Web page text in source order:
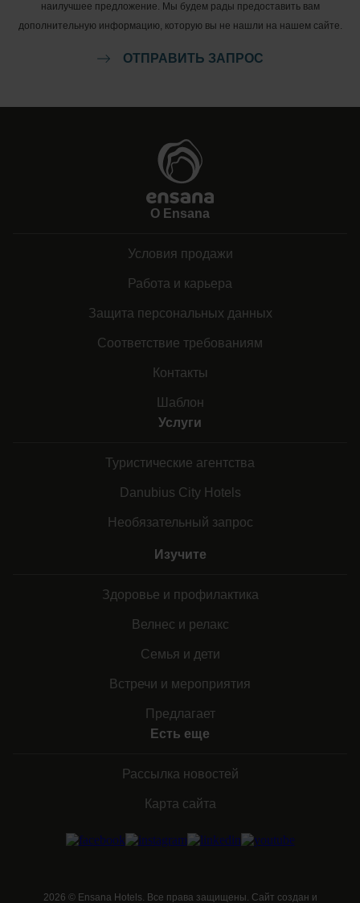
наилучшее предложение. Мы будем рады предоставить вам
дополнительную информацию, которую вы не нашли на нашем сайте.
ОТПРАВИТЬ ЗАПРОС
О Ensana
Условия продажи
Работа и карьера
Защита персональных данных
Соответствие требованиям
Контакты
Шаблон
Услуги
Туристические агентства
Danubius City Hotels
Необязательный запрос
Изучите
Здоровье и профилактика
Велнес и релакс
Семья и дети
Встречи и мероприятия
Предлагает
Есть еще
Рассылка новостей
Карта сайта
2026 © Ensana Hotels. Все права защищены. Сайт создан и